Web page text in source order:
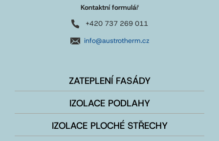
Kontaktní formulář
+420 737 269 011
info@austrotherm.cz
ZATEPLENÍ FASÁDY
IZOLACE PODLAHY
IZOLACE PLOCHÉ STŘECHY